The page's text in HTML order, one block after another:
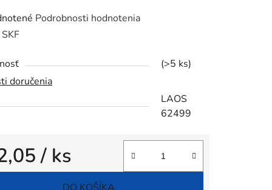
Podrobnosti hodnotenia
SKF
(>5 ks)
doručenia
LAOS
62499
/ ks
cena: